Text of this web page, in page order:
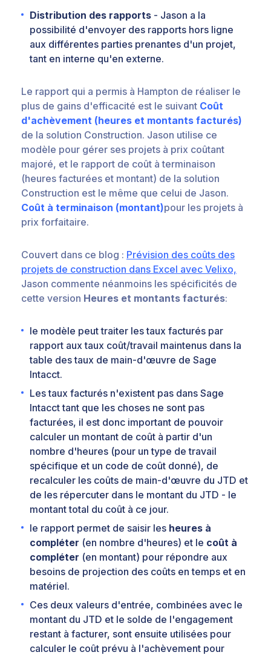
Distribution des rapports - Jason a la
possibilité d'envoyer des rapports hors ligne
aux différentes parties prenantes d'un projet,
tant en interne qu'en externe.
Le rapport qui a permis à Hampton de réaliser le
plus de gains d'efficacité est le suivant Coût
d'achèvement (heures et montants facturés)
de la solution Construction. Jason utilise ce
modèle pour gérer ses projets à prix coûtant
majoré, et le rapport de coût à terminaison
(heures facturées et montant) de la solution
Construction est le même que celui de Jason.
Coût à terminaison (montant)pour les projets à
prix forfaitaire.
Couvert dans ce blog : Prévision des coûts des
projets de construction dans Excel avec Velixo,
Jason commente néanmoins les spécificités de
cette version Heures et montants facturés:
le modèle peut traiter les taux facturés par
rapport aux taux coût/travail maintenus dans la
table des taux de main-d'œuvre de Sage
Intacct.
Les taux facturés n'existent pas dans Sage
Intacct tant que les choses ne sont pas
facturées, il est donc important de pouvoir
calculer un montant de coût à partir d'un
nombre d'heures (pour un type de travail
spécifique et un code de coût donné), de
recalculer les coûts de main-d'œuvre du JTD et
de les répercuter dans le montant du JTD - le
montant total du coût à ce jour.
le rapport permet de saisir les heures à
compléter (en nombre d'heures) et le coût à
compléter (en montant) pour répondre aux
besoins de projection des coûts en temps et en
matériel.
Ces deux valeurs d'entrée, combinées avec le
montant du JTD et le solde de l'engagement
restant à facturer, sont ensuite utilisées pour
calculer le coût prévu à l'achèvement pour